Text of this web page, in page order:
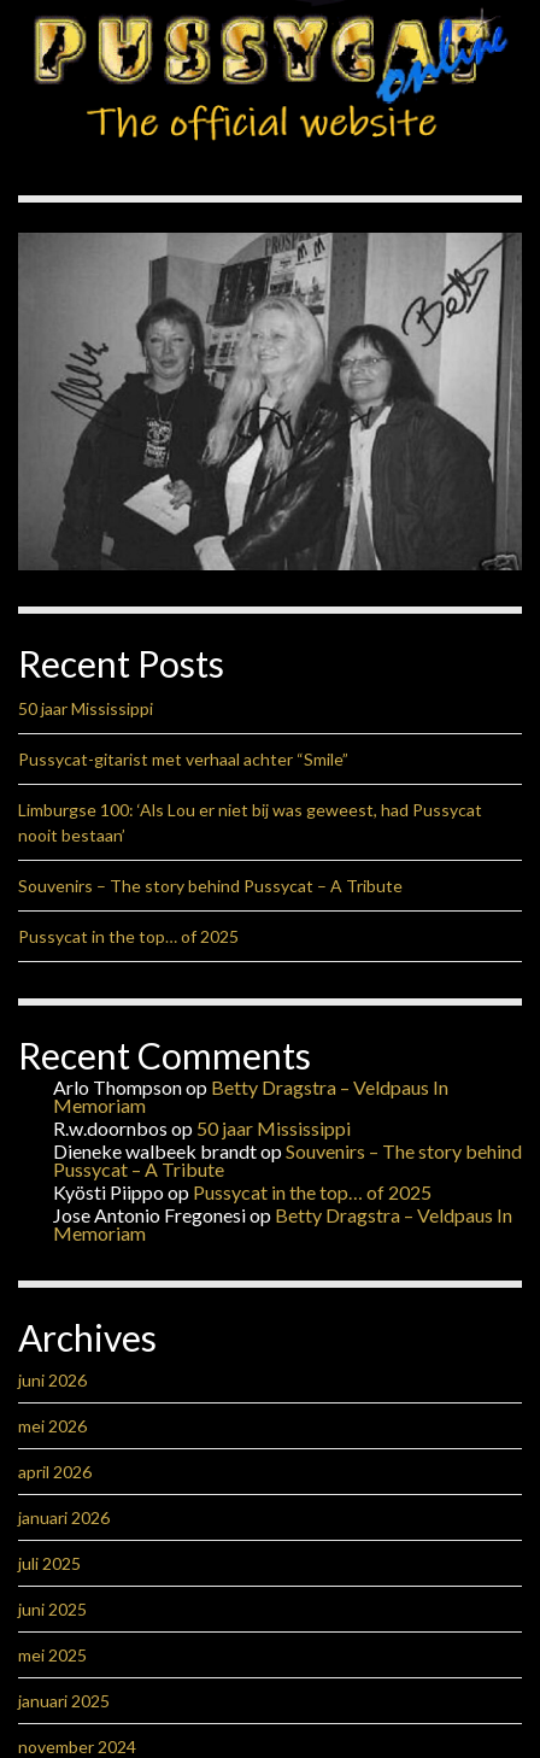
Recent Posts
50 jaar Mississippi
Pussycat-gitarist met verhaal achter “Smile”
Limburgse 100: ‘Als Lou er niet bij was geweest, had Pussycat
nooit bestaan’
Souvenirs – The story behind Pussycat – A Tribute
Pussycat in the top… of 2025
Recent Comments
Arlo Thompsonop Betty Dragstra – Veldpaus In
Memoriam
R.w.doornbos op 50 jaar Mississippi
Dieneke walbeek brandtopSouvenirs – The story behind
Pussycat – A Tribute
Kyösti Piippoop Pussycat in the top… of 2025
Jose Antonio Fregonesiop Betty Dragstra – Veldpaus In
Memoriam
Archives
juni 2026
mei 2026
april 2026
januari 2026
juli 2025
juni 2025
mei 2025
januari 2025
november 2024